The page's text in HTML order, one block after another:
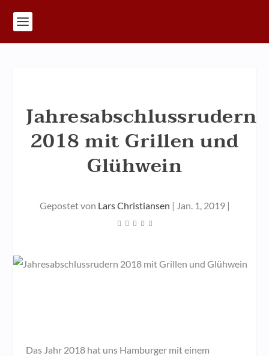
Jahresabschlussrudern
2018 mit Grillen und
Glühwein
Gepostet von Lars Christiansen | Jan. 1, 2019|
Das Jahr 2018 hat uns Hamburger mit einem